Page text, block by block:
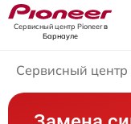
Сервисный центр Pioneerв
Барнауле
Сервисный центр